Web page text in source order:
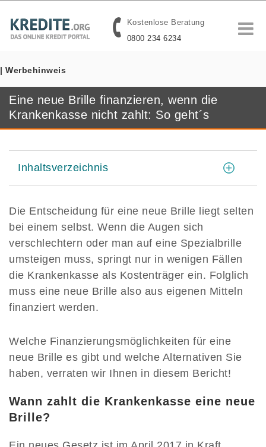
Kostenlose Beratung
0800 234 6234
| Werbehinweis
Eine neue Brille finanzieren, wenn die
Krankenkasse nicht zahlt: So geht´s
Inhaltsverzeichnis
Die Entscheidung für eine neue Brille liegt selten
bei einem selbst. Wenn die Augen sich
verschlechtern oder man auf eine Spezialbrille
umsteigen muss, springt nur in wenigen Fällen
die Krankenkasse als Kostenträger ein. Folglich
muss eine neue Brille also aus eigenen Mitteln
finanziert werden.
Welche Finanzierungsmöglichkeiten für eine
neue Brille es gibt und welche Alternativen Sie
haben, verraten wir Ihnen in diesem Bericht!
Wann zahlt die Krankenkasse eine neue
Brille?